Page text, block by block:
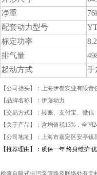
净重
配套动力型号
标定功率
排气量
起动方式
手
【公司抬头】：上海伊誊实业有限责
【品牌名称】：伊藤动力
【交易方式】：转账、支付宝、微信
【关于产品】：含增值税13% ，全国
【公司地址】：上海市嘉定区安亭镇
【推荐理由】：质保一年 终身维护
检查自吸式排污泵管路及联络处有无